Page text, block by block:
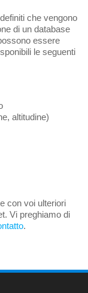
che vengono
di un database
essere
le seguenti
altitudine)
con voi ulteriori
Vi preghiamo di
.